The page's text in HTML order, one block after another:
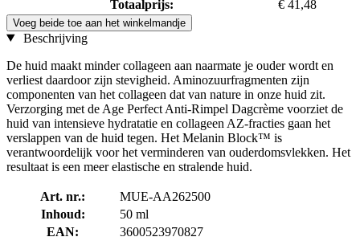
Totaalprijs:
€ 41,48
Voeg beide toe aan het winkelmandje
Beschrijving
De huid maakt minder collageen aan naarmate je ouder wordt en
verliest daardoor zijn stevigheid. Aminozuurfragmenten zijn
componenten van het collageen dat van nature in onze huid zit.
Verzorging met de Age Perfect Anti-Rimpel Dagcrème voorziet de
huid van intensieve hydratatie en collageen AZ-fracties gaan het
verslappen van de huid tegen. Het Melanin Block™ is
verantwoordelijk voor het verminderen van ouderdomsvlekken. Het
resultaat is een meer elastische en stralende huid.
Art. nr.:
MUE-AA262500
Inhoud:
50 ml
EAN:
3600523970827